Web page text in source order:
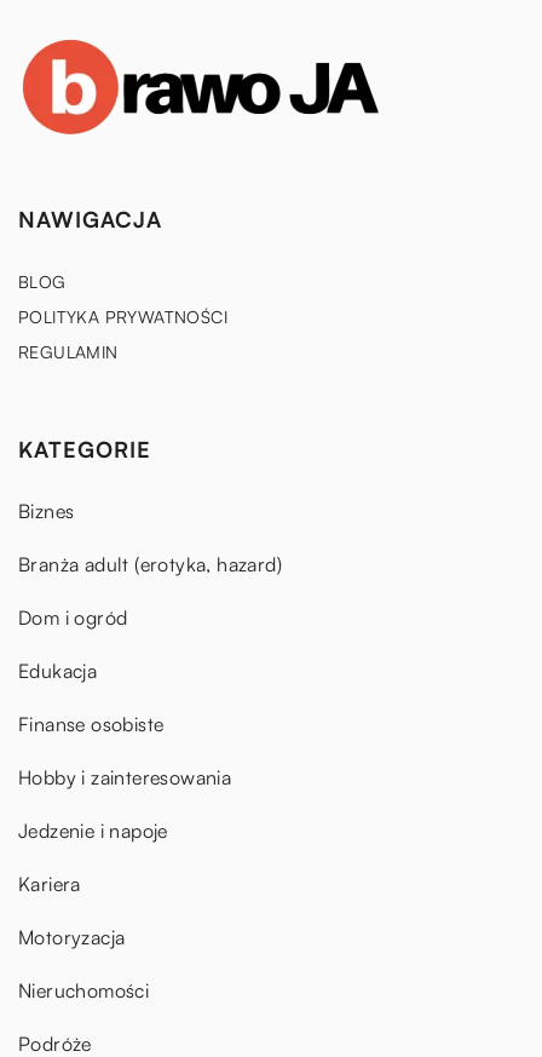
NAWIGACJA
BLOG
POLITYKA PRYWATNOŚCI
REGULAMIN
KATEGORIE
Biznes
Branża adult (erotyka, hazard)
Dom i ogród
Edukacja
Finanse osobiste
Hobby i zainteresowania
Jedzenie i napoje
Kariera
Motoryzacja
Nieruchomości
Podróże